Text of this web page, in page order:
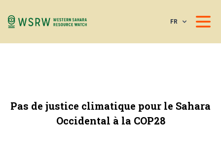
FR
Pas de justice climatique pour le Sahara
Occidental à la COP28